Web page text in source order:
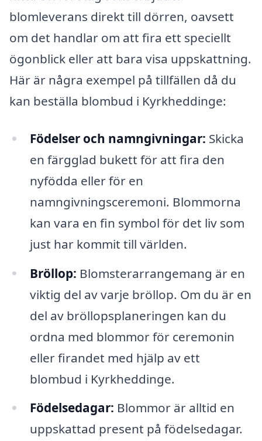
blomleverans direkt till dörren, oavsett
om det handlar om att fira ett speciellt
ögonblick eller att bara visa uppskattning.
Här är några exempel på tillfällen då du
kan beställa blombud i Kyrkheddinge:
Födelser och namngivningar: Skicka
en färgglad bukett för att fira den
nyfödda eller för en
namngivningsceremoni. Blommorna
kan vara en fin symbol för det liv som
just har kommit till världen.
Bröllop: Blomsterarrangemang är en
viktig del av varje bröllop. Om du är en
del av bröllopsplaneringen kan du
ordna med blommor för ceremonin
eller firandet med hjälp av ett
blombud i Kyrkheddinge.
Födelsedagar: Blommor är alltid en
uppskattad present på födelsedagar.